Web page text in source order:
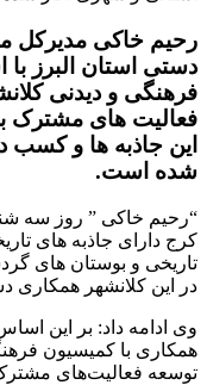
رحیم خاکی مدیرکل
دستی استان البرز
فرهنگی و دیدنی
فعالیت های مشترک
این جاذبه ها و کسب
شده است.
“رحیم خاکی ” روز سه
کرج دارای جاذبه های
تاریخی و بوستان های
در این کلانشهر
وی ادامه داد: بر این
همکاری با کمیسیون
توسعه فعالیت‌های